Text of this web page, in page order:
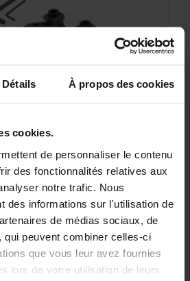
Détails À propos des cookies
cookies.
de personnaliser le contenu
des fonctionnalités relatives aux
notre trafic. Nous
des informations sur l'utilisation de
de médias sociaux, de
qui peuvent combiner celles-ci
que vous leur avez fournies
lors de votre utilisation de leurs
PLAT POUR RAINURE EN TÉ
PIÈCE = 1 PAIRE
B1=18 H1=43 H2=15
H3=6
DÉTAILS